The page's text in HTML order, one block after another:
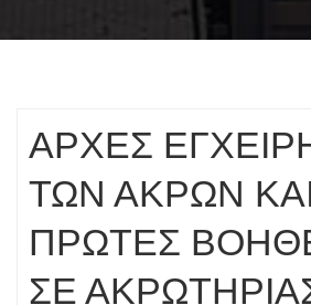
ΑΡΧΕΣ
ΤΩΝ ΑΚΡΩΝ
ΠΡΩΤΕΣ
ΣΕ